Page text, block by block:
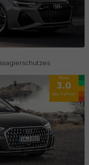
Note
3.0
der Fahrer